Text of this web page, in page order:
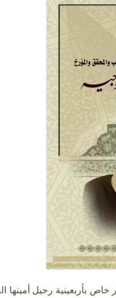
بأربعينية رحيل أمينها